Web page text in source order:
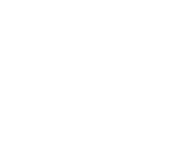
Del productor ganador
SURVIVE, la serie
audio exclusivas
fallecimiento y, por